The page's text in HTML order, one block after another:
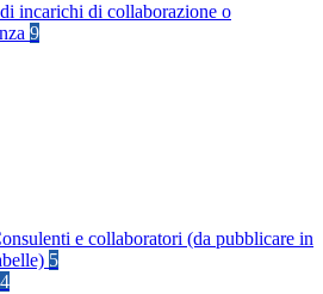
incarichi di collaborazione o
9
e collaboratori (da pubblicare in
5